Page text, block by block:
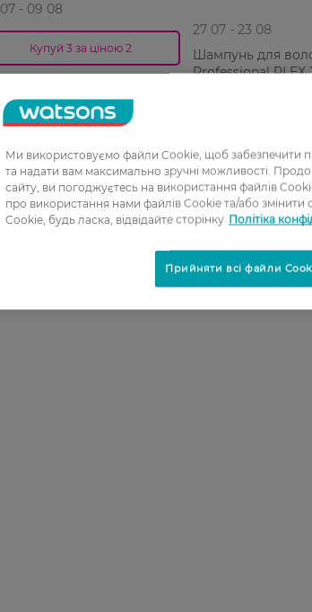
- 09 08
Купуй 3 за ціною 2
PLEX 125 мл
ГРН
27 07 - 23 08
Шампунь для
Professional PLEX
Ми використовуємо файли Cookie, щоб забезпечити
та надати вам максимально зручні можливості.
сайту, ви погоджуєтесь на використання файлів
про використання нами файлів Cookie та/або
Cookie, будь ласка, відвідайте сторінку Політіка
Прийняти всі файли